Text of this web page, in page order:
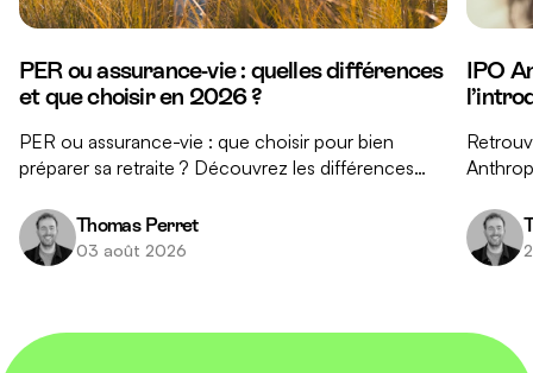
PER ou assurance-vie : quelles différences
et que choisir en 2026 ?
PER ou assurance-vie : que choisir pour bien
préparer sa retraite ? Découvrez les différences
pour faire le bon choix.
Thomas Perret
03 août 2026
IPO